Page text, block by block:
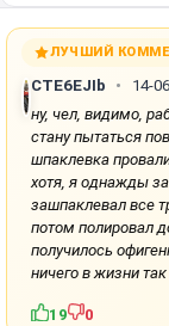
ЛУЧШИЙ
CTE6EJIb
14-
ну, чел, видимо,
стану пытаться
шпаклевка
хотя, я однажды
зашпаклевал все
потом полировал
получилось
ничего в жизни
19 0